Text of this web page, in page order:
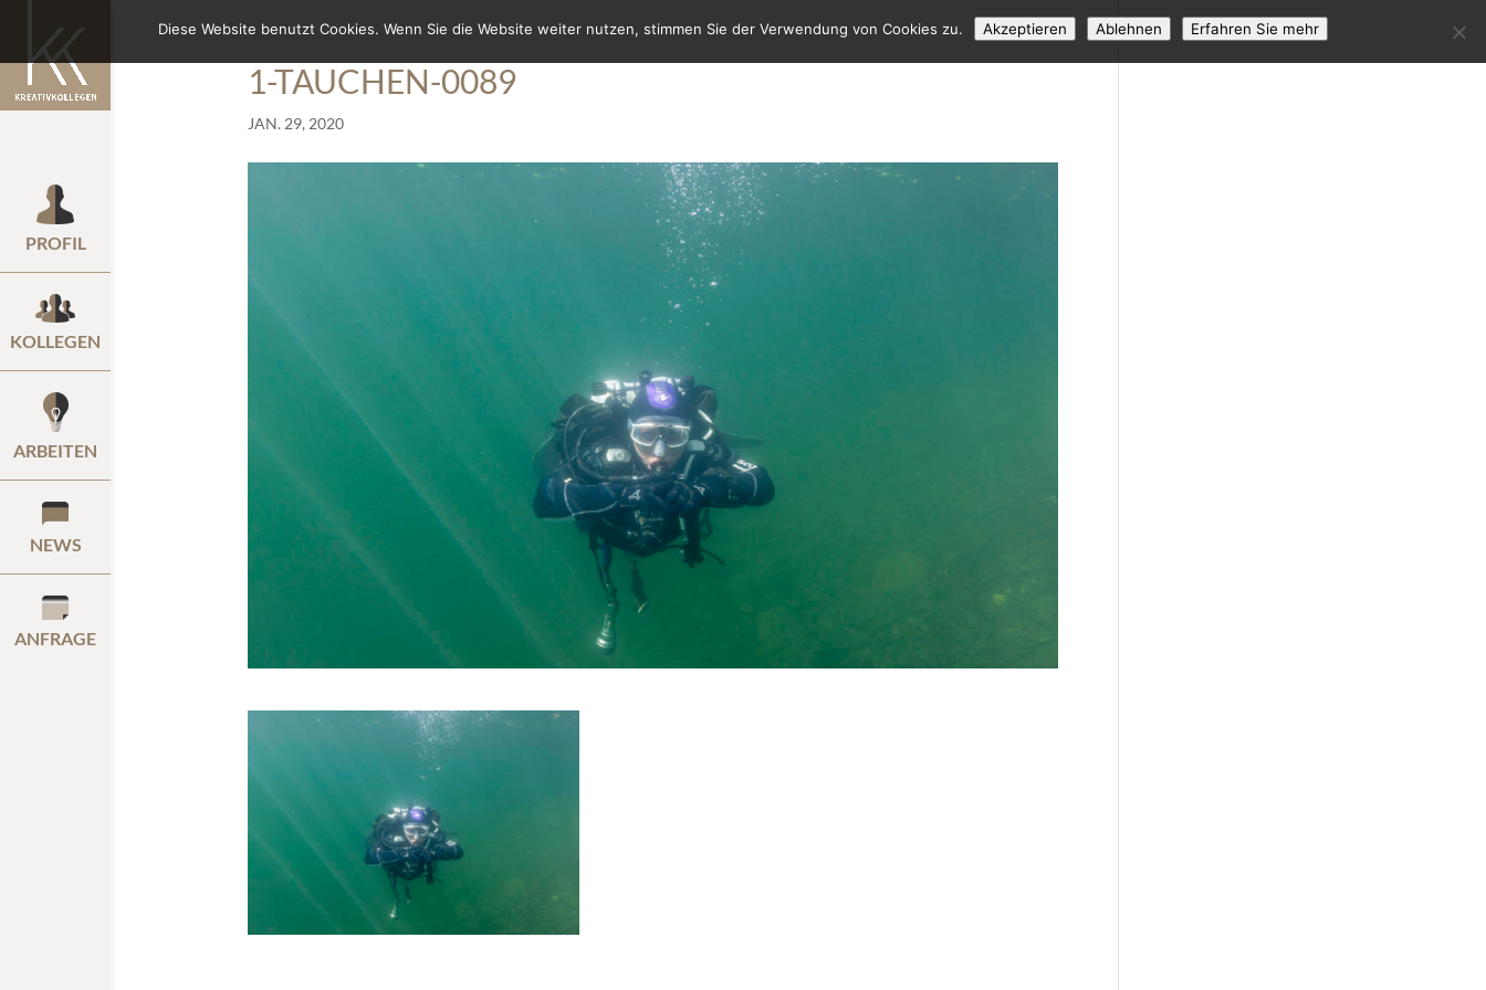
PROFIL
KOLLEGEN
ARBEITEN
NEWS
ANFRAGE
1-TAUCHEN-0089
JAN. 29, 2020
Diese Website benutzt Cookies. Wenn Sie die Website weiter nutzen, stimmen Sie der Verwendung von Cookies zu. Akzeptieren Ablehnen Erfahren Sie mehr